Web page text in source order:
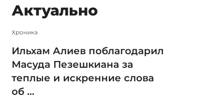
Актуально
Xроника
Ильхам Алиев поблагодарил
Масуда Пезешкиана за
теплые и искренние слова
об ...